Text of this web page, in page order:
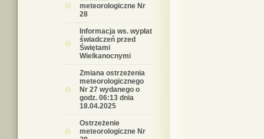
meteorologiczne Nr
28
Informacja ws. wypłat
świadczeń przed
Świętami
Wielkanocnymi
Zmiana ostrzeżenia
meteorologicznego
Nr 27 wydanego o
godz. 06:13 dnia
18.04.2025
Ostrzeżenie
meteorologiczne Nr